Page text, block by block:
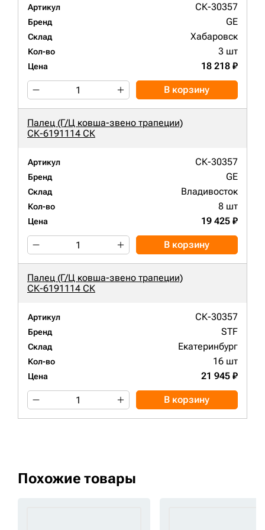
Артикул СК-30357
Бренд GE
Склад Хабаровск
Кол-во 3 шт
Цена 18 218 ₽
В корзину
Палец (Г/Ц ковша-звено трапеции)
СК-6191114 СК
Артикул СК-30357
Бренд GE
Склад Владивосток
Кол-во 8 шт
Цена 19 425 ₽
В корзину
Палец (Г/Ц ковша-звено трапеции)
СК-6191114 СК
Артикул СК-30357
Бренд STF
Склад Екатеринбург
Кол-во 16 шт
Цена 21 945 ₽
В корзину
Похожие товары